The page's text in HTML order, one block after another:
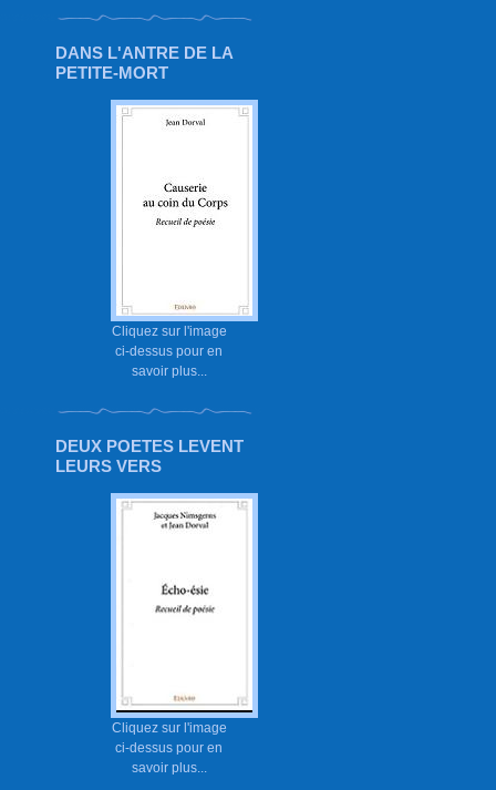
DANS L'ANTRE DE LA
PETITE-MORT
Cliquez sur l'image
ci-dessus pour en
savoir plus...
DEUX POETES LEVENT
LEURS VERS
Cliquez sur l'image
ci-dessus pour en
savoir plus...